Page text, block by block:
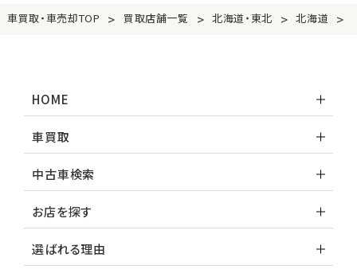
車買取・車売却TOP > 買取店舗一覧 > 北海道・東北 > 北海道 >
HOME
車買取
中古車検索
お店を探す
選ばれる理由